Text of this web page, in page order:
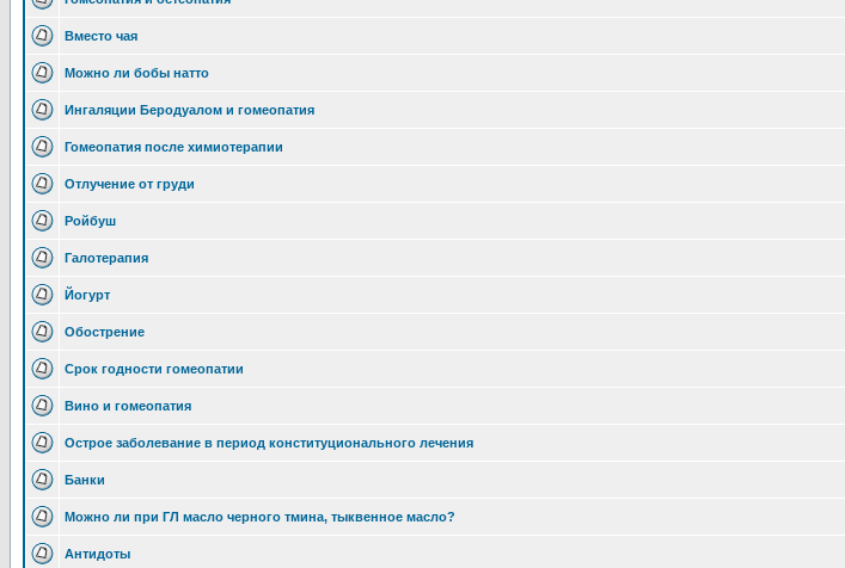
Вместо чая
Можно ли бобы натто
Ингаляции Беродуалом и гомеопатия
Гомеопатия после химиотерапии
Отлучение от груди
Ройбуш
Галотерапия
Йогурт
Обострение
Срок годности гомеопатии
Вино и гомеопатия
Острое заболевание в период конституционального лечения
Банки
Можно ли при ГЛ масло черного тмина, тыквенное масло?
Антидоты